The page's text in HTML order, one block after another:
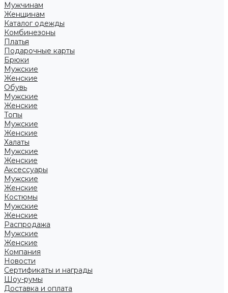
Мужчинам
Женщинам
Каталог одежды
Комбинезоны
Платья
Подарочные карты
Брюки
Мужские
Женские
Обувь
Мужские
Женские
Топы
Мужские
Женские
Халаты
Мужские
Женские
Аксессуары
Мужские
Женские
Костюмы
Мужские
Женские
Распродажа
Мужские
Женские
Компания
Новости
Сертификаты и награды
Шоу-румы
Доставка и оплата